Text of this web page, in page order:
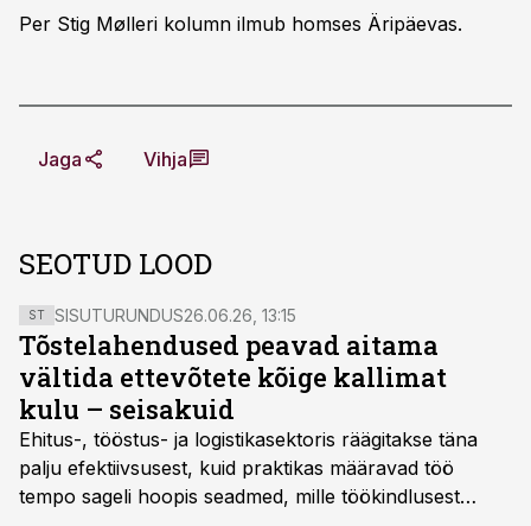
Per Stig Mølleri kolumn ilmub homses Äripäevas.
Jaga Vihja
SEOTUD LOOD
ST SISUTURUNDUS26.06.26, 13:15
Tõstelahendused peavad aitama
vältida ettevõtete kõige kallimat
kulu – seisakuid
Ehitus-, tööstus- ja logistikasektoris räägitakse täna
palju efektiivsusest, kuid praktikas määravad töö
tempo sageli hoopis seadmed, mille töökindlusest